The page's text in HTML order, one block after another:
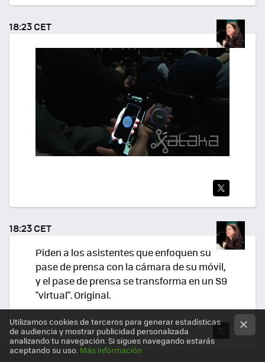
TEA
R
18:23 CET
TWI
TEA
R
18:23 CET
Piden a los asistentes que enfoquen su
pase de prensa con la cámara de su móvil,
y el pase de prensa se transforma en un S9
"virtual". Original.
TWI
Utilizamos cookies de terceros para generar estadísticas
de audiencia y mostrar publicidad personalizada
analizando tu navegación. Si sigues navegando estarás
aceptando su uso. Más información